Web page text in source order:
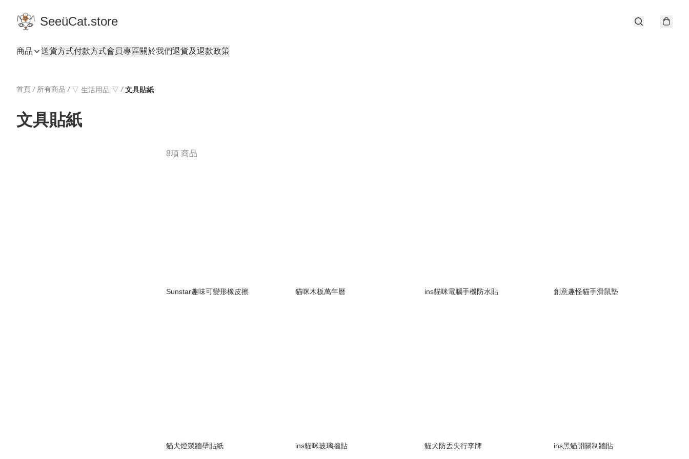
SeeüCat.store
商品 送貨方式付款方式會員專區關於我們退貨及退款政策
首頁 / 所有商品 / ▽ 生活用品 ▽ / 文具貼紙
文具貼紙
8項 商品
Sunstar趣味可變形橡皮擦 貓咪木板萬年曆 ins貓咪電腦手機防水貼 創意趣怪貓手滑鼠墊
貓犬燈製牆壁貼紙 ins貓咪玻璃牆貼 貓犬防丟失行李牌 ins黑貓開關制牆貼